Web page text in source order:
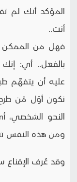
المؤكد أنك لم
أنت..
فهل من الممكن
بالفعل.. أي:
عليه أن يتفهّم
نكون أوّل مَن طرح
النحو الشخصي،
ومن هذه النفس
وقد عُرف الإقناع